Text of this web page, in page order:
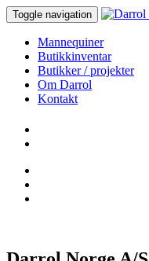
Toggle navigation
Mannequiner
Butikkinventar
Butikker / projekter
Om Darrol
Kontakt